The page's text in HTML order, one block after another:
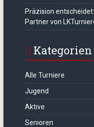
Präzision
Partner von
Kategorien
Alle Turniere
Jugend
Aktive
Senioren